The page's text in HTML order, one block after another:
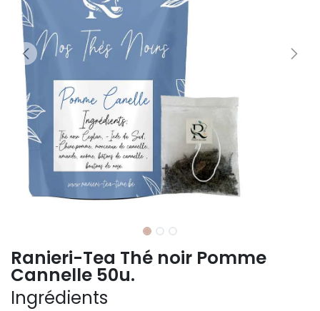
Ranieri-Tea Thé noir Pomme
Cannelle 50u.
Ingrédients